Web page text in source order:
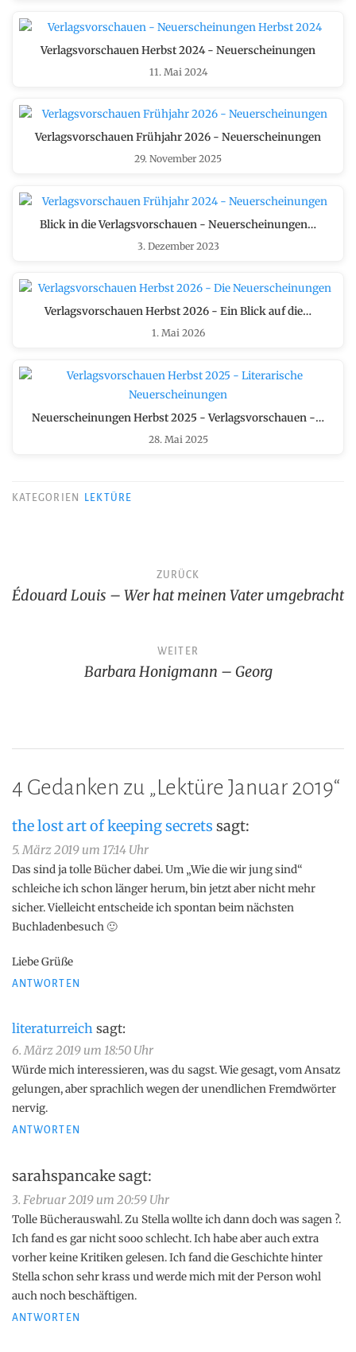
Verlagsvorschauen Herbst 2024 - Neuerscheinungen
11. Mai 2024
Verlagsvorschauen Frühjahr 2026 - Neuerscheinungen
29. November 2025
Blick in die Verlagsvorschauen - Neuerscheinungen…
3. Dezember 2023
Verlagsvorschauen Herbst 2026 - Ein Blick auf die…
1. Mai 2026
Neuerscheinungen Herbst 2025 - Verlagsvorschauen -…
28. Mai 2025
KATEGORIEN LEKTÜRE
Beitragsnavigation
ZURÜCK
Édouard Louis – Wer hat meinen Vater umgebracht
WEITER
Barbara Honigmann – Georg
4 Gedanken zu „Lektüre Januar 2019“
the lost art of keeping secrets sagt:
5. März 2019 um 17:14 Uhr
Das sind ja tolle Bücher dabei. Um „Wie die wir jung sind“
schleiche ich schon länger herum, bin jetzt aber nicht mehr
sicher. Vielleicht entscheide ich spontan beim nächsten
Buchladenbesuch 🙂
Liebe Grüße
ANTWORTEN
literaturreich sagt:
6. März 2019 um 18:50 Uhr
Würde mich interessieren, was du sagst. Wie gesagt, vom Ansatz
gelungen, aber sprachlich wegen der unendlichen Fremdwörter
nervig.
ANTWORTEN
sarahspancakesagt:
3. Februar 2019 um 20:59 Uhr
Tolle Bücherauswahl. Zu Stella wollte ich dann doch was sagen ?.
Ich fand es gar nicht sooo schlecht. Ich habe aber auch extra
vorher keine Kritiken gelesen. Ich fand die Geschichte hinter
Stella schon sehr krass und werde mich mit der Person wohl
auch noch beschäftigen.
ANTWORTEN